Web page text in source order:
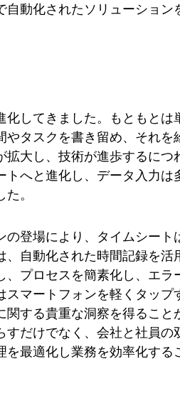
動化されたソリューション
してきました。もともとは
タスクを書き留め、それを
大し、技術が進歩するにつ
へと進化し、データ入力は
。
登場により、タイムシート
自動化された時間記録を活
、プロセスを簡素化し、エラ
マートフォンを軽くタップ
する貴重な洞察を得ること
だけでなく、会社と社員の
最適化し業務を効率化する